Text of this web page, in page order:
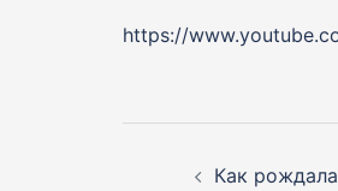
https://
Как